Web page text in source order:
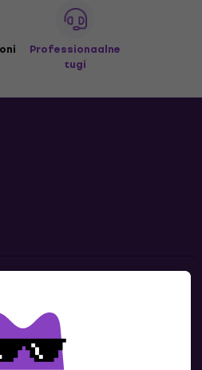
Professionaalne
tugi